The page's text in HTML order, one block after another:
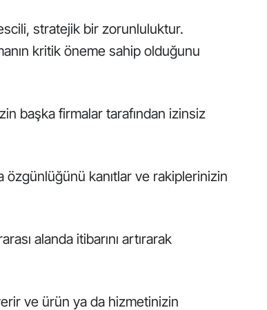
stratejik bir zorunluluktur.
kritik öneme sahip olduğunu
başka firmalar tarafından izinsiz
özgünlüğünü kanıtlar ve rakiplerinizin
alanda itibarını artırarak
ve ürün ya da hizmetinizin